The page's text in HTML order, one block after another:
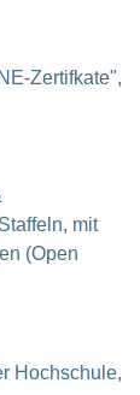
Zertifkate",
mit
(Open
Hochschule,